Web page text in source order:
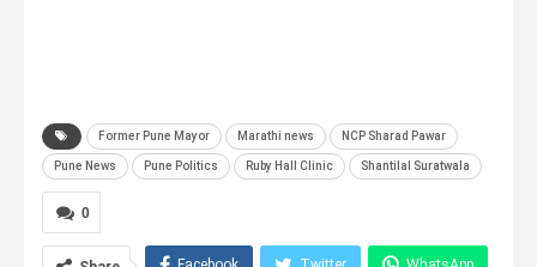
Former Pune Mayor Marathi news NCP Sharad Pawar
Pune News Pune Politics Ruby Hall Clinic Shantilal Suratwala
0